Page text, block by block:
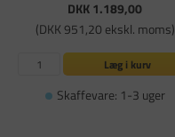
DKK 1.189,00
(DKK 951,20 ekskl. moms)
Læg i kurv
Skaffevare: 1-3 uger